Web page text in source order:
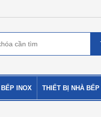
INOX THIẾT BỊ NHÀ BẾP